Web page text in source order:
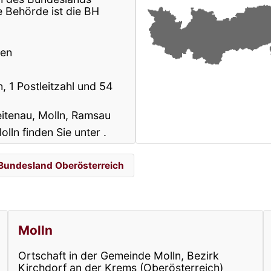
Behörde ist die BH
1 Postleitzahl und 54
Molln, Ramsau
finden Sie unter .
Oberösterreich
Molln
Ortschaft in der Gemeinde Molln, Bezirk
Kirchdorf an der Krems (Oberösterreich)